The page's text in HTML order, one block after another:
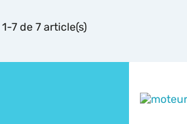
7 de 7 article(s)